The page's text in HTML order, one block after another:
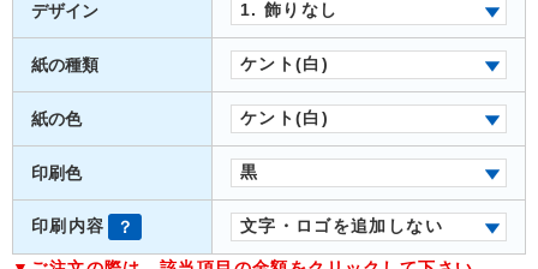
デザイン 1. 飾りなし
紙の種類 ケント(白)
紙の色 ケント(白)
印刷色 黒
印刷内容 ？ 文字・ロゴを追加しない